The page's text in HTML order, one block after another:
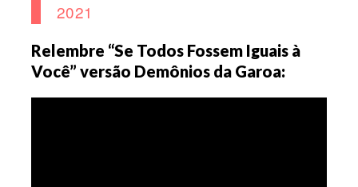
2021
Relembre “Se Todos Fossem Iguais à
Você” versão Demônios da Garoa: